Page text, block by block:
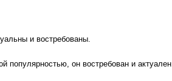
и востребованы.
популярностью, он востребован и актуален.